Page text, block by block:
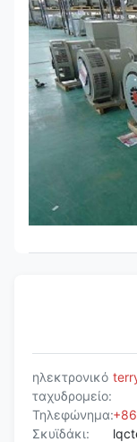
ηλεκτρονικό
ταχυδρομείο:
Τηλεφώνημα:
Σκυϊδάκι: